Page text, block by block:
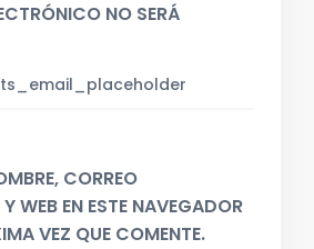
NO SERÁ
CORREO
WEB EN ESTE NAVEGADOR
VEZ QUE COMENTE.